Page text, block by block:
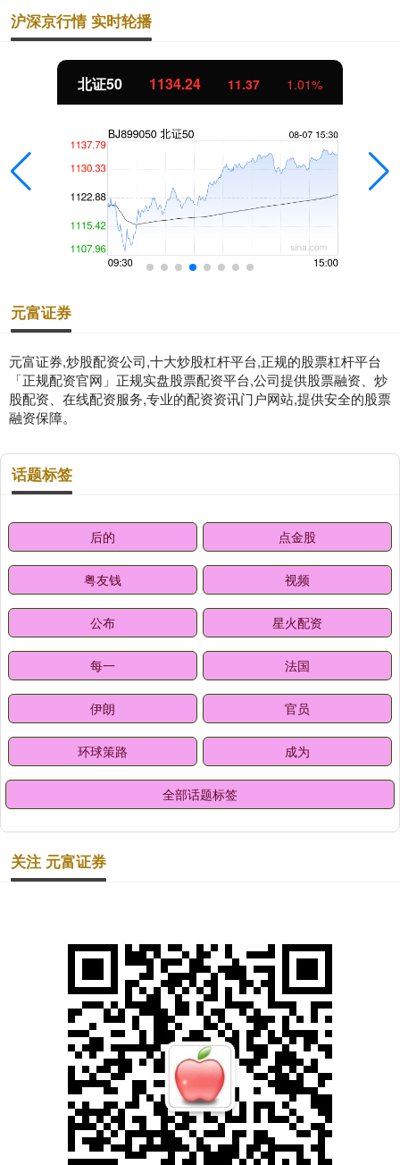
沪深京行情 实时轮播
北证50 1134.24 11.37 1.01%
元富证券
元富证券,炒股配资公司,十大炒股杠杆平台,正规的股票杠杆平台
「正规配资官网」正规实盘股票配资平台,公司提供股票融资、炒
股配资、在线配资服务,专业的配资资讯门户网站,提供安全的股票
融资保障。
话题标签
后的 点金股
粤友钱 视频
公布 星火配资
每一 法国
伊朗 官员
环球策路 成为
全部话题标签
关注 元富证券